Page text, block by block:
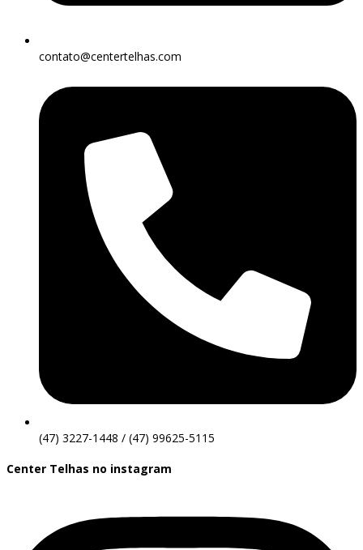
contato@centertelhas.com
(47) 3227-1448 / (47) 99625-5115
Center Telhas no instagram